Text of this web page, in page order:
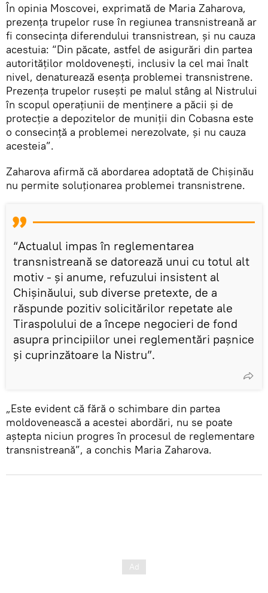
În opinia Moscovei, exprimată de Maria Zaharova,
prezența trupelor ruse în regiunea transnistreană ar
fi consecința diferendului transnistrean, și nu cauza
acestuia: “Din păcate, astfel de asigurări din partea
autorităților moldovenești, inclusiv la cel mai înalt
nivel, denaturează esența problemei transnistrene.
Prezența trupelor rusești pe malul stâng al Nistrului
în scopul operațiunii de menținere a păcii și de
protecție a depozitelor de muniții din Cobasna este
o consecință a problemei nerezolvate, și nu cauza
acesteia”.
Zaharova afirmă că abordarea adoptată de Chișinău
nu permite soluționarea problemei transnistrene.
“Actualul impas în reglementarea
transnistreană se datorează unui cu totul alt
motiv - și anume, refuzului insistent al
Chișinăului, sub diverse pretexte, de a
răspunde pozitiv solicitărilor repetate ale
Tiraspolului de a începe negocieri de fond
asupra principiilor unei reglementări pașnice
și cuprinzătoare la Nistru”.
„Este evident că fără o schimbare din partea
moldovenească a acestei abordări, nu se poate
aștepta niciun progres în procesul de reglementare
transnistreană”, a conchis Maria Zaharova.